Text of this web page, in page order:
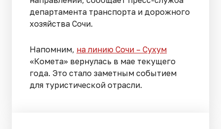
департамента транспорта и дорожного
хозяйства Сочи.
Напомним, на линию Сочи – Сухум
«Комета» вернулась в мае текущего
года. Это стало заметным событием
для туристической отрасли.